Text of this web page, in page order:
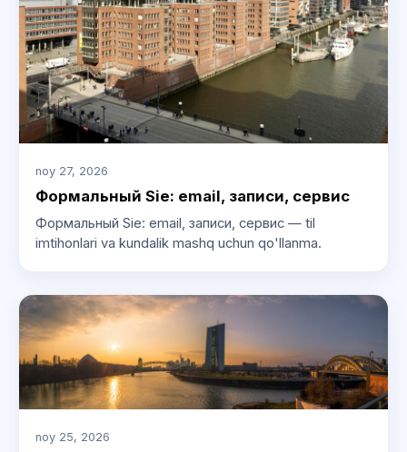
noy 27, 2026
Формальный Sie: email, записи, сервис
Формальный Sie: email, записи, сервис — til
imtihonlari va kundalik mashq uchun qo'llanma.
noy 25, 2026